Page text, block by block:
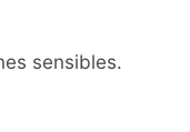
sensibles.